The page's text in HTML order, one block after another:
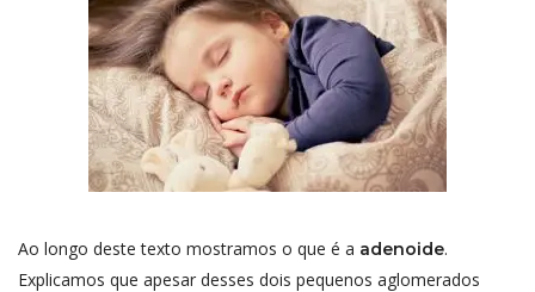
Ao longo deste texto mostramos o que é a adenoide.
Explicamos que apesar desses dois pequenos aglomerados